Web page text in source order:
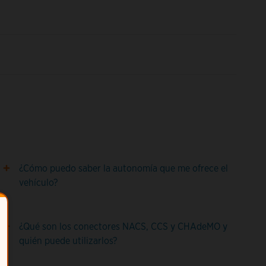
¿Cómo puedo saber la autonomía que me ofrece el
vehículo?
¿Qué son los conectores NACS, CCS y CHAdeMO y
quién puede utilizarlos?